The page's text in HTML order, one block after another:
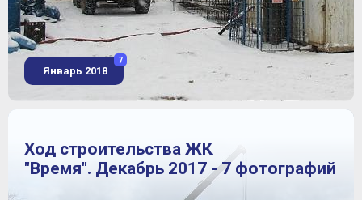
Январь 2018
7
Ход строительства ЖК
"Время". Декабрь 2017 - 7 фотографий